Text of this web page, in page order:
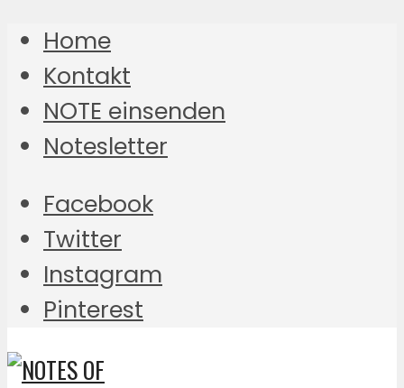
Home
Kontakt
NOTE einsenden
Notesletter
Facebook
Twitter
Instagram
Pinterest